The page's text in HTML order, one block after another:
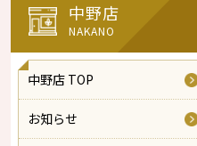
中野店
NAKANO
中野店 TOP
お知らせ